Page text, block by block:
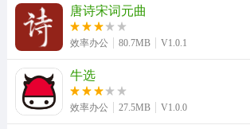
唐诗宋词元曲
效率办公 80.7MB V1.0.1
牛选
效率办公 27.5MB V1.0.0